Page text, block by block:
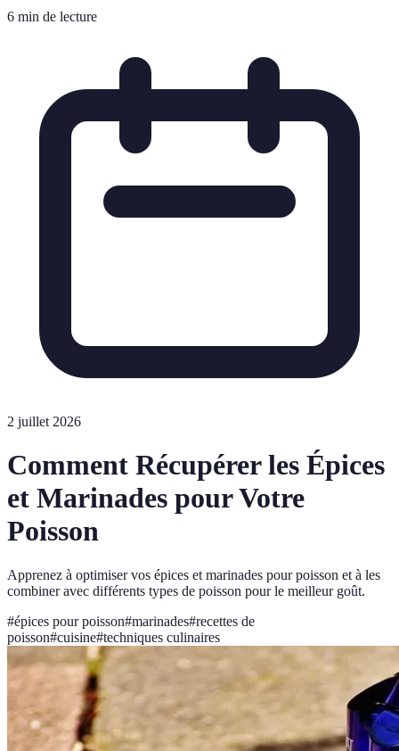
6 min de lecture
2 juillet 2026
Comment Récupérer les Épices
et Marinades pour Votre
Poisson
Apprenez à optimiser vos épices et marinades pour poisson et à les
combiner avec différents types de poisson pour le meilleur goût.
#épices pour poisson#marinades#recettes de
poisson#cuisine#techniques culinaires